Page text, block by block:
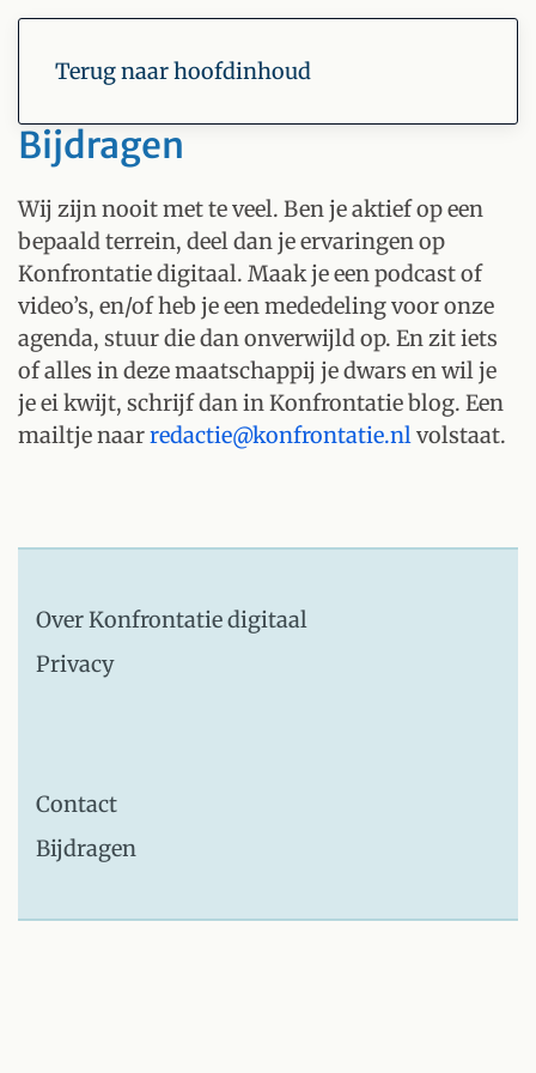
Terug naar hoofdinhoud
Bijdragen
Wij zijn nooit met te veel. Ben je aktief op een
bepaald terrein, deel dan je ervaringen op
Konfrontatie digitaal. Maak je een podcast of
video’s, en/of heb je een mededeling voor onze
agenda, stuur die dan onverwijld op. En zit iets
of alles in deze maatschappij je dwars en wil je
je ei kwijt, schrijf dan in Konfrontatie blog. Een
mailtje naarredactie@konfrontatie.nlvolstaat.
Over Konfrontatie digitaal
Privacy
Contact
Bijdragen